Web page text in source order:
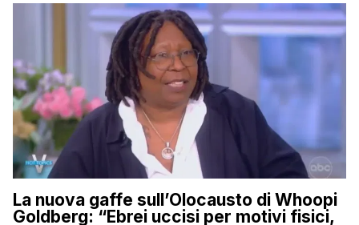
La nuova gaffe sull’Olocausto di Whoopi
Goldberg: “Ebrei uccisi per motivi fisici,